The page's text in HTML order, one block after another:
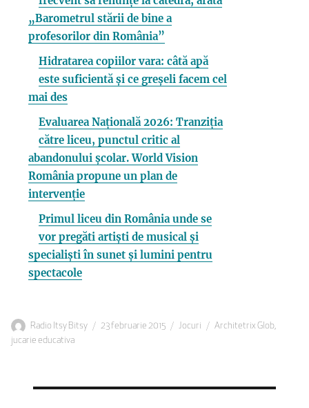
„Barometrul stării de bine a
profesorilor din România”
Hidratarea copiilor vara: câtă apă
este suficientă și ce greșeli facem cel
mai des
Evaluarea Națională 2026: Tranziția
către liceu, punctul critic al
abandonului școlar. World Vision
România propune un plan de
intervenție
Primul liceu din România unde se
vor pregăti artiști de musical și
specialiști în sunet și lumini pentru
spectacole
Autor
Radio Itsy Bitsy
Publicat
23 februarie 2015 Categorii
Jocuri Etichete
Architetrix Glob,
jucarie educativa